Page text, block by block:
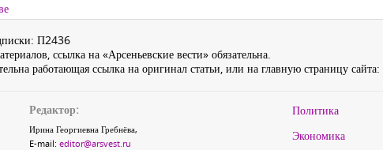
П2436
ссылка на «Арсеньевские вести» обязательна.
работающая ссылка на оригинал статьи, или на главную страницу сайта:
Редактор:
Ирина Георгиевна Гребнёва,
E-mail: editor@arsvest.ru
Политика
Экономика